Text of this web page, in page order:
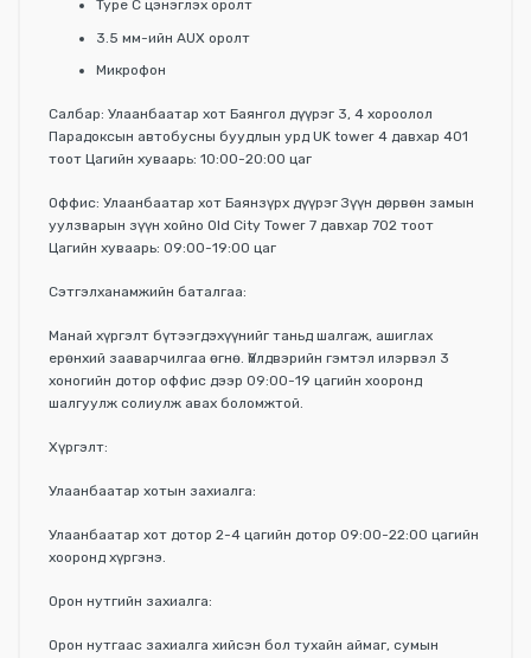
Type C цэнэглэх оролт
3.5 мм-ийн AUX оролт
Микрофон
Салбар: Улаанбаатар хот Баянгол дүүрэг 3, 4 хороолол
Парадоксын автобусны буудлын урд UK tower 4 давхар 401
тоот Цагийн хуваарь: 10:00-20:00 цаг
Оффис: Улаанбаатар хот Баянзүрх дүүрэг Зүүн дөрвөн замын
уулзварын зүүн хойно Old City Tower 7 давхар 702 тоот
Цагийн хуваарь: 09:00-19:00 цаг
Сэтгэлханамжийн баталгаа:
Манай хүргэлт бүтээгдэхүүнийг таньд шалгаж, ашиглах
ерөнхий зааварчилгаа өгнө. Үйлдвэрийн гэмтэл илэрвэл 3
хоногийн дотор оффис дээр 09:00-19 цагийн хооронд
шалгуулж солиулж авах боломжтой.
Хүргэлт:
Улаанбаатар хотын захиалга:
Улаанбаатар хот дотор 2-4 цагийн дотор 09:00-22:00 цагийн
хооронд хүргэнэ.
Орон нутгийн захиалга:
Орон нутгаас захиалга хийсэн бол тухайн аймаг, сумын